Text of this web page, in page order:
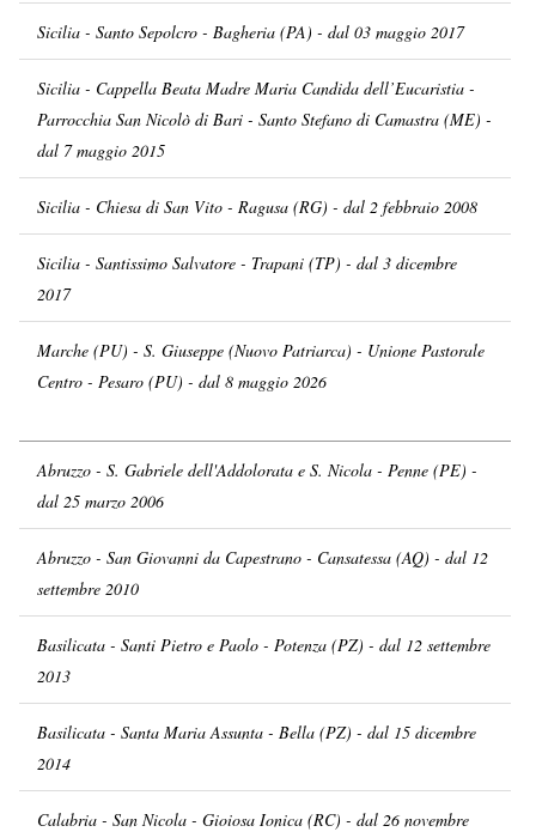
Sicilia - Santo Sepolcro - Bagheria (PA) - dal 03 maggio 2017
Sicilia - Cappella Beata Madre Maria Candida dell’Eucaristia -
Parrocchia San Nicolò di Bari - Santo Stefano di Camastra (ME) -
dal 7 maggio 2015
Sicilia - Chiesa di San Vito - Ragusa (RG) - dal 2 febbraio 2008
Sicilia - Santissimo Salvatore - Trapani (TP) - dal 3 dicembre
2017
Marche (PU) - S. Giuseppe (Nuovo Patriarca) - Unione Pastorale
Centro - Pesaro (PU) - dal 8 maggio 2026
Abruzzo - S. Gabriele dell'Addolorata e S. Nicola - Penne (PE) -
dal 25 marzo 2006
Abruzzo - San Giovanni da Capestrano - Cansatessa (AQ) - dal 12
settembre 2010
Basilicata - Santi Pietro e Paolo - Potenza (PZ) - dal 12 settembre
2013
Basilicata - Santa Maria Assunta - Bella (PZ) - dal 15 dicembre
2014
Calabria - San Nicola - Gioiosa Ionica (RC) - dal 26 novembre